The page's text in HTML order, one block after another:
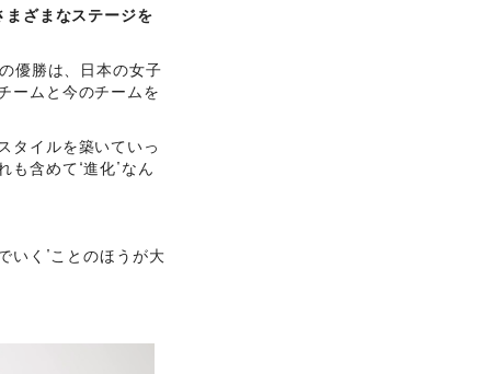
ざまなステージを
優勝は、日本の女子
ームと今のチームを
タイルを築いていっ
含めて“進化”なん
いく”ことのほうが大